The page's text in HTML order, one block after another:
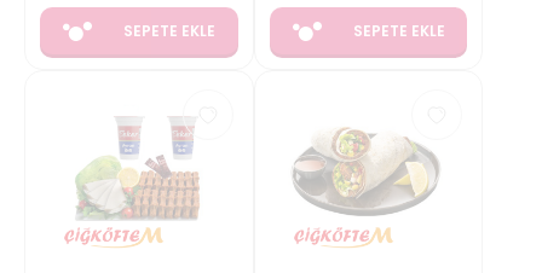
SEPETE EKLE SEPETE EKLE